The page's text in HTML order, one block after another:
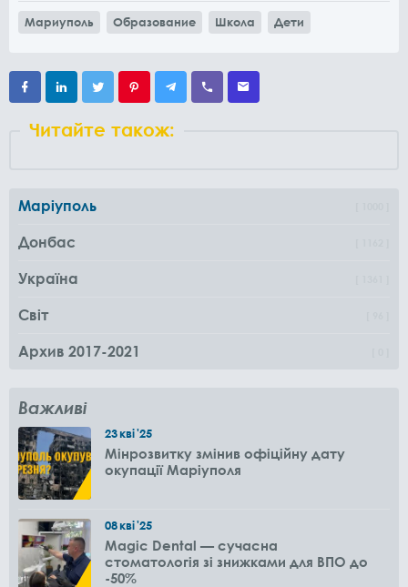
Мариуполь Образование Школа Дети
Читайте також:
Маріуполь
Донбас
Україна
Світ
Архив 2017-2021
Важливі
23кві'25
Мінрозвитку змінив офіційну дату
окупації Маріуполя
08кві'25
Magic Dental — сучасна
стоматологія зі знижками для ВПО до
-50%